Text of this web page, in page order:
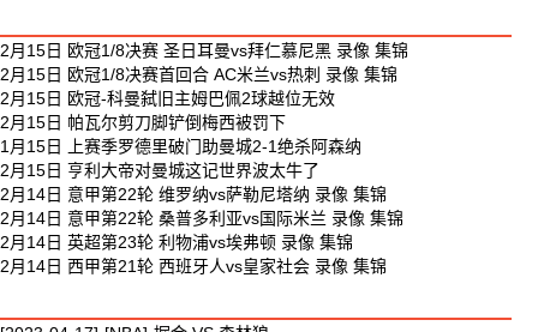
2月15日 欧冠1/8决赛 圣日耳曼vs拜仁慕尼黑 录像 集锦
2月15日 欧冠1/8决赛首回合 AC米兰vs热刺 录像 集锦
2月15日 欧冠-科曼弑旧主姆巴佩2球越位无效
2月15日 帕瓦尔剪刀脚铲倒梅西被罚下
1月15日 上赛季罗德里破门助曼城2-1绝杀阿森纳
2月15日 亨利大帝对曼城这记世界波太牛了
2月14日 意甲第22轮 维罗纳vs萨勒尼塔纳 录像 集锦
2月14日 意甲第22轮 桑普多利亚vs国际米兰 录像 集锦
2月14日 英超第23轮 利物浦vs埃弗顿 录像 集锦
2月14日 西甲第21轮 西班牙人vs皇家社会 录像 集锦